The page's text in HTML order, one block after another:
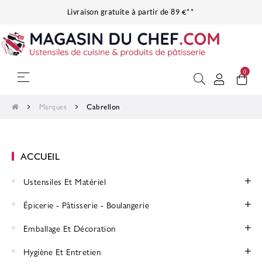
Livraison gratuite à partir de 89 €**
Basculer
navigation
☰ 0
Marques Cabrellon
ACCUEIL
Ustensiles Et Matériel
Épicerie - Pâtisserie - Boulangerie
Emballage Et Décoration
Hygiène Et Entretien